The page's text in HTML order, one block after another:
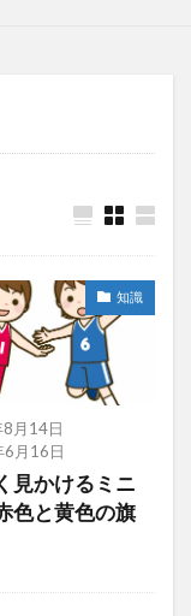
知識
月14日
月16日
見かけるミニ
色と黄色の旗